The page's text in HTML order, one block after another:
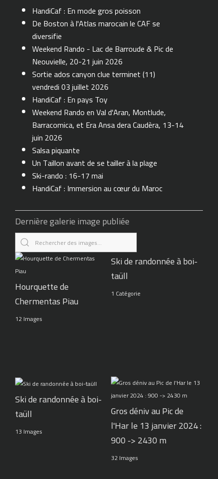
HandiCaf : En mode gros poisson
De Boston à l'Atlas marocain le CAF se
diversifie
Weekend Rando - Lac de Barroude & Pic de
Neouvielle, 20-21 juin 2026
Sortie ados canyon clue terminet (11)
vendredi 03 juillet 2026
HandiCaf : En pays Toy
Weekend Rando en Val d'Aran, Montlude,
Barracomica, et Era Ansa dera Caudèra, 13-14
juin 2026
Salsa piquante
Un Taillon avant de se tailler à la plage
Ski-rando : 16-17 mai
HandiCaf : Immersion au cœur du Maroc
Dernière galerie image publiée
Hourquette de
Chermentas Piau
12 Images
Ski de randonnée à boi-
taüll
1 Catégorie
Ski de randonnée à boi-
taüll
13 Images
Gros déniv au Pic de
l'Har le 13 janvier 2024 :
900 -> 2430 m
32 Images